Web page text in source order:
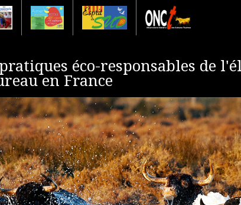
éco-responsables de
en France